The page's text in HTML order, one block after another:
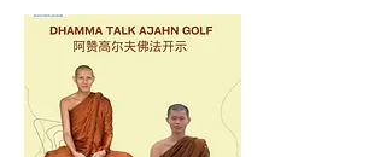
中文翻译
Dhamma Talk by Ajahn Golf
March 24, 2026 (Tuesday) at 8:00 PM
Everyone is welcome to attend.
Chinese translation